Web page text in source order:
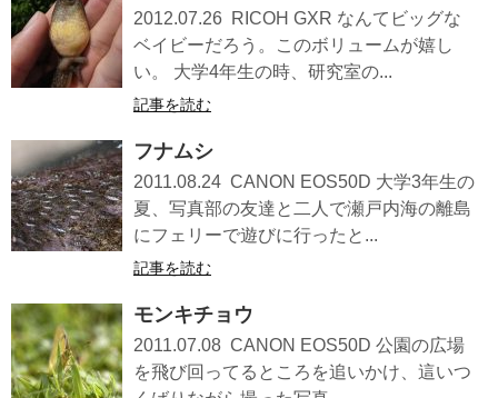
2012.07.26 RICOH GXR なんてビッグな
ベイビーだろう。このボリュームが嬉し
い。 大学4年生の時、研究室の...
記事を読む
フナムシ
2011.08.24 CANON EOS50D 大学3年生の
夏、写真部の友達と二人で瀬戸内海の離島
にフェリーで遊びに行ったと...
記事を読む
モンキチョウ
2011.07.08 CANON EOS50D 公園の広場
を飛び回ってるところを追いかけ、這いつ